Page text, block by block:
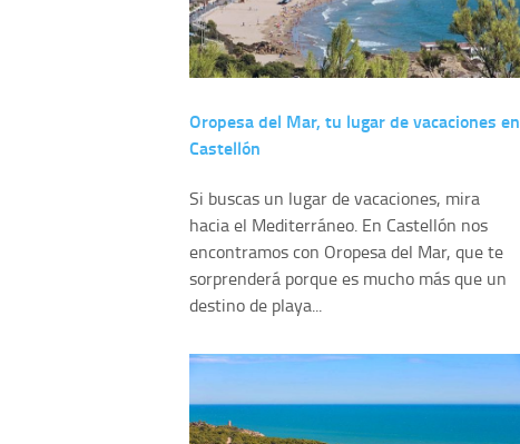
Oropesa del Mar, tu lugar de vacaciones en
Castellón
Si buscas un lugar de vacaciones, mira
hacia el Mediterráneo. En Castellón nos
encontramos con Oropesa del Mar, que te
sorprenderá porque es mucho más que un
destino de playa...